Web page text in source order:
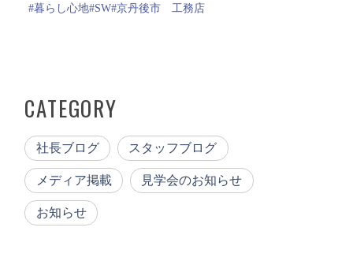
#暮らし心地#SW#京丹後市 工務店
CATEGORY
社長ブログ スタッフブログ
メディア掲載 見学会のお知らせ
お知らせ